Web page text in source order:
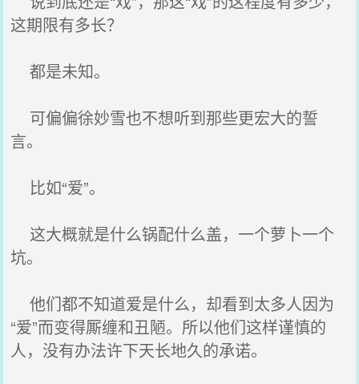
这期限有多长？
都是未知。
可偏偏徐妙雪也不想听到那些更宏大的誓
言。
比如“爱”。
这大概就是什么锅配什么盖，一个萝卜一个
坑。
他们都不知道爱是什么，却看到太多人因为
“爱”而变得厮缠和丑陋。所以他们这样谨慎的
人，没有办法许下天长地久的承诺。